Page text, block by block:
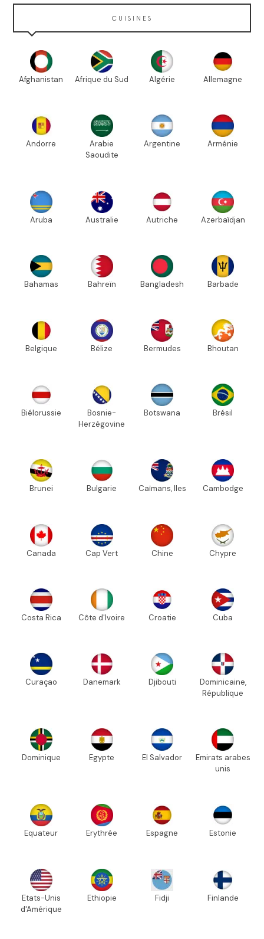
CUISINES
Afghanistan Afrique du Sud Algérie Allemagne
Andorre
Arabie
Saoudite
Argentine Arménie
Aruba Australie Autriche Azerbaïdjan
Bahamas Bahreïn Bangladesh Barbade
Belgique Bélize Bermudes Bhoutan
Biélorussie
Bosnie-
Herzégovine
Botswana Brésil
Brunei Bulgarie Caïmans, Iles Cambodge
Canada Cap Vert Chine Chypre
Costa Rica Côte d'Ivoire Croatie Cuba
Curaçao Danemark Djibouti
Dominicaine,
République
Dominique Egypte El Salvador
Emirats arabes
unis
Equateur Erythrée Espagne Estonie
Etats-Unis
d'Amérique
Ethiopie Fidji Finlande